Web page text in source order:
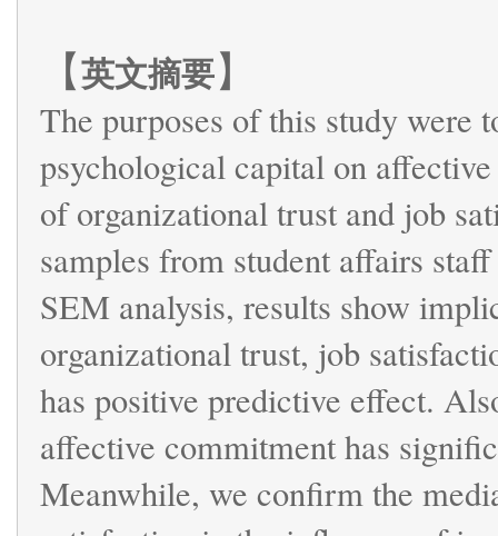
【英文摘要】
The purposes of this study
psychological capital on
of organizational trust and job
samples from student affairs
SEM analysis, results show
organizational trust, job
has positive predictive effect.
affective commitment has
Meanwhile, we confirm the